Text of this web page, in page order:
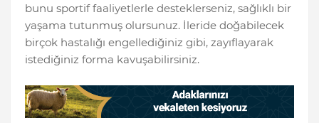
bunu sportif faaliyetlerle desteklerseniz, sağlıklı bir
yaşama tutunmuş olursunuz. İleride doğabilecek
birçok hastalığı engellediğiniz gibi, zayıflayarak
istediğiniz forma kavuşabilirsiniz.